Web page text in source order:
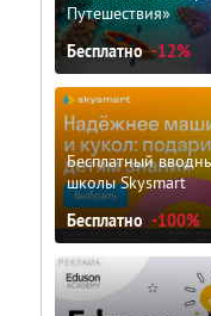
Путешествия»
Бесплатно -12%
Бесплатный
школы Skysmart
Бесплатно -100%